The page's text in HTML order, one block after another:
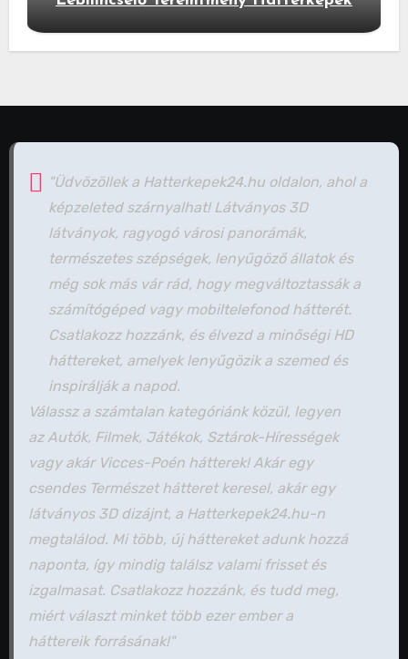
"Üdvözöllek a Hatterkepek24.hu oldalon, ahol a
képzeleted szárnyalhat! Látványos 3D
látványok, ragyogó városi panorámák,
természetes szépségek, lenyűgöző állatok és
még sok más vár rád, hogy megváltoztassák a
számítógéped vagy mobiltelefonod hátterét.
Csatlakozz hozzánk, és élvezd a minőségi HD
háttereket, amelyek lenyűgözik a szemed és
inspirálják a napod.
Válassz a számtalan kategóriánk közül, legyen
az Autók, Filmek, Játékok, Sztárok-Hírességek
vagy akár Vicces-Poén hátterek! Akár egy
csendes Természet hátteret keresel, akár egy
látványos 3D dizájnt, a Hatterkepek24.hu-n
megtalálod. Mi több, új háttereket adunk hozzá
naponta, így mindig találsz valami frisset és
izgalmasat. Csatlakozz hozzánk, és tudd meg,
miért választ minket több ezer ember a
háttereik forrásának!"